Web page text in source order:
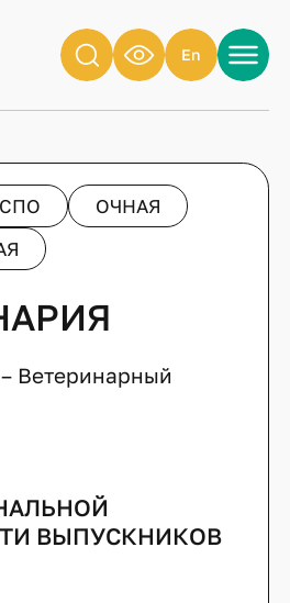
En
СПО
ОЧНАЯ
Ветеринарный
ВЫПУСКНИКОВ